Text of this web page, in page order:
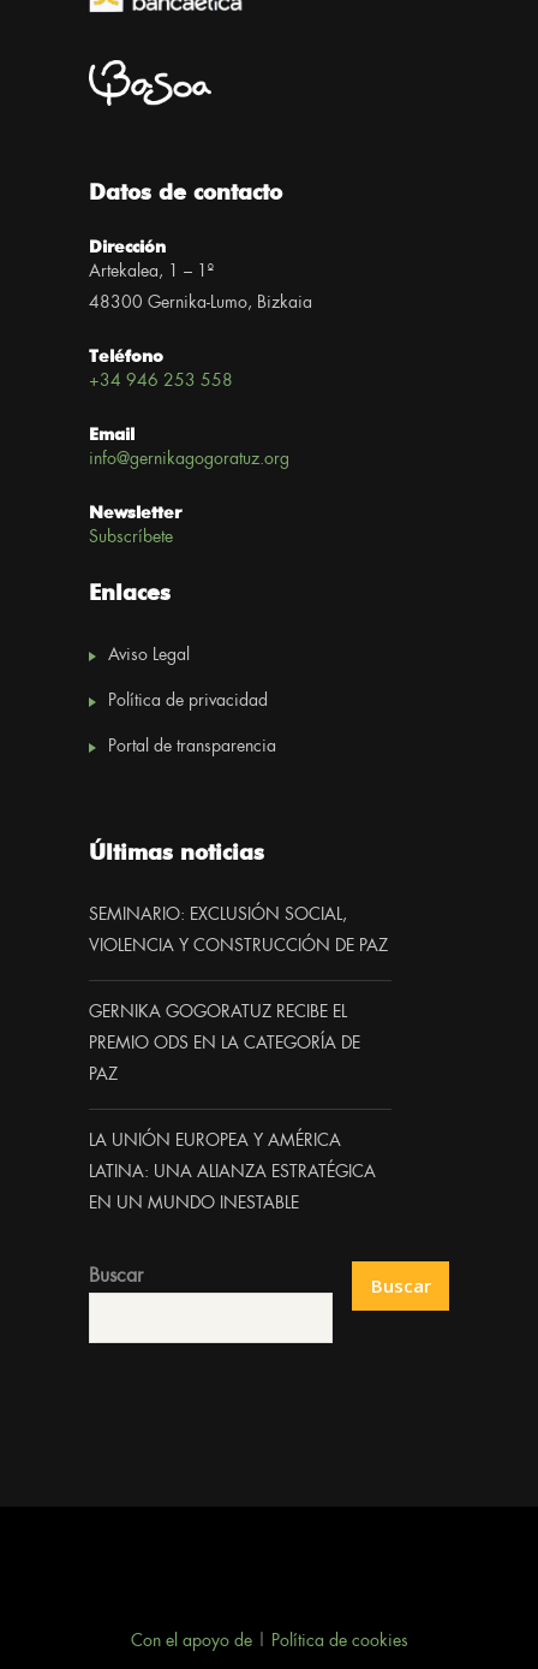
Datos de contacto
Dirección
Artekalea, 1 – 1º
48300 Gernika-Lumo, Bizkaia
Teléfono
+34 946 253 558
Email
info@gernikagogoratuz.org
Newsletter
Subscríbete
Enlaces
Aviso Legal
Política de privacidad
Portal de transparencia
Últimas noticias
SEMINARIO: EXCLUSIÓN SOCIAL,
VIOLENCIA Y CONSTRUCCIÓN DE PAZ
GERNIKA GOGORATUZ RECIBE EL
PREMIO ODS EN LA CATEGORÍA DE
PAZ
LA UNIÓN EUROPEA Y AMÉRICA
LATINA: UNA ALIANZA ESTRATÉGICA
EN UN MUNDO INESTABLE
Buscar Buscar
Con el apoyo de| Política de cookies